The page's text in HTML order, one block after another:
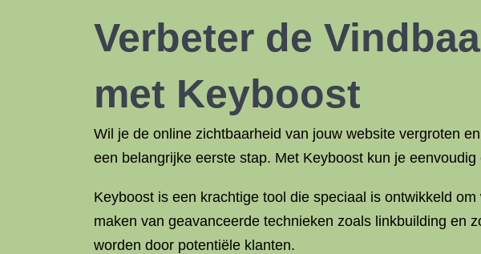
Verbeter de
met Keyboost
Wil je de online zichtbaarheid van jouw website vergroten
een belangrijke eerste stap. Met Keyboost kun je
Keyboost is een krachtige tool die speciaal is ontwikkeld
maken van geavanceerde technieken zoals linkbuilding en
worden door potentiële klanten.